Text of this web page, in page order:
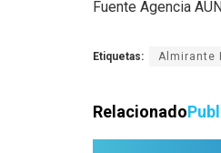
Fuente Agencia
Etiquetas: Almirante
Relacionado